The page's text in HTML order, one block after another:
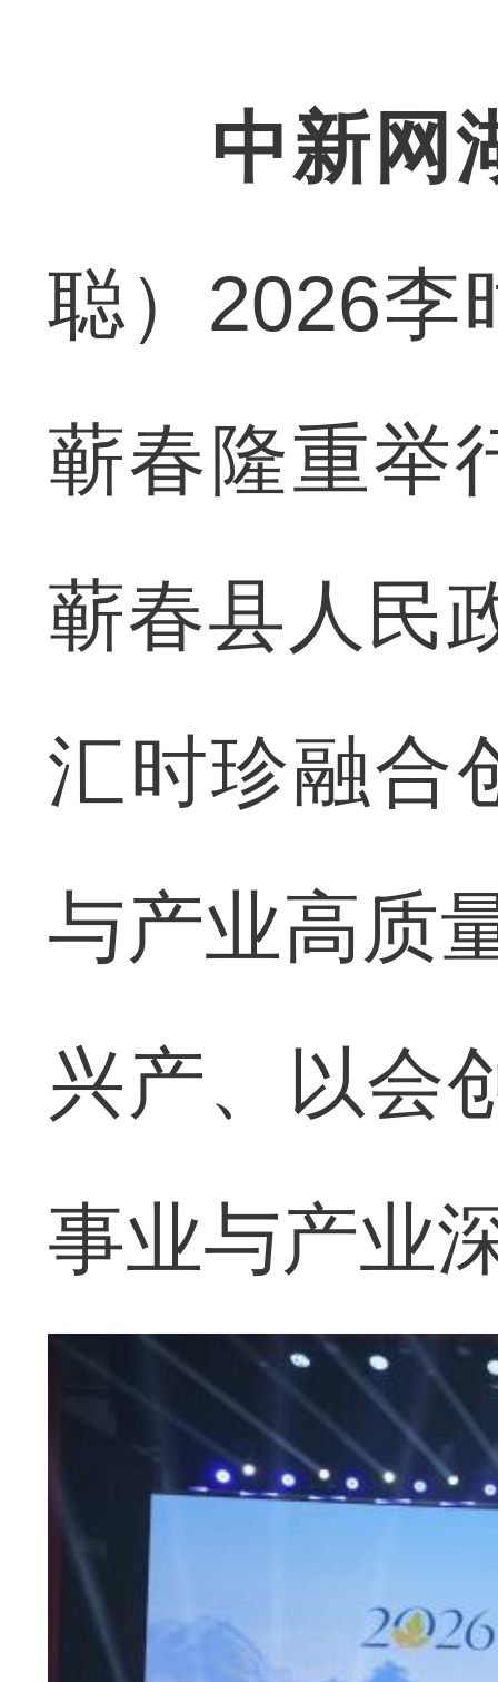
中新网
聪）2026李
蕲春隆重举
蕲春县人民
汇时珍融
与产业高质
兴产、以会
事业与产业